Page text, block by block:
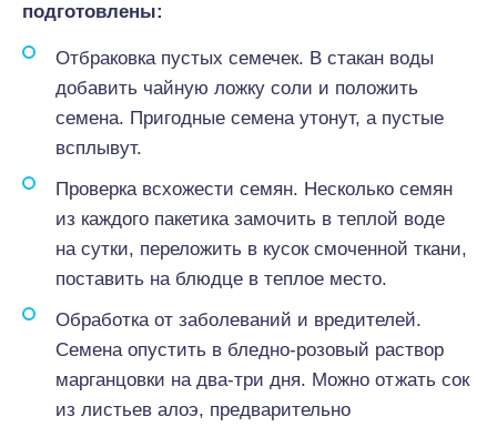
подготовлены:
Отбраковка пустых семечек. В стакан воды
добавить чайную ложку соли и положить
семена. Пригодные семена утонут, а пустые
всплывут.
Проверка всхожести семян. Несколько семян
из каждого пакетика замочить в теплой воде
на сутки, переложить в кусок смоченной ткани,
поставить на блюдце в теплое место.
Обработка от заболеваний и вредителей.
Семена опустить в бледно-розовый раствор
марганцовки на два-три дня. Можно отжать сок
из листьев алоэ, предварительно